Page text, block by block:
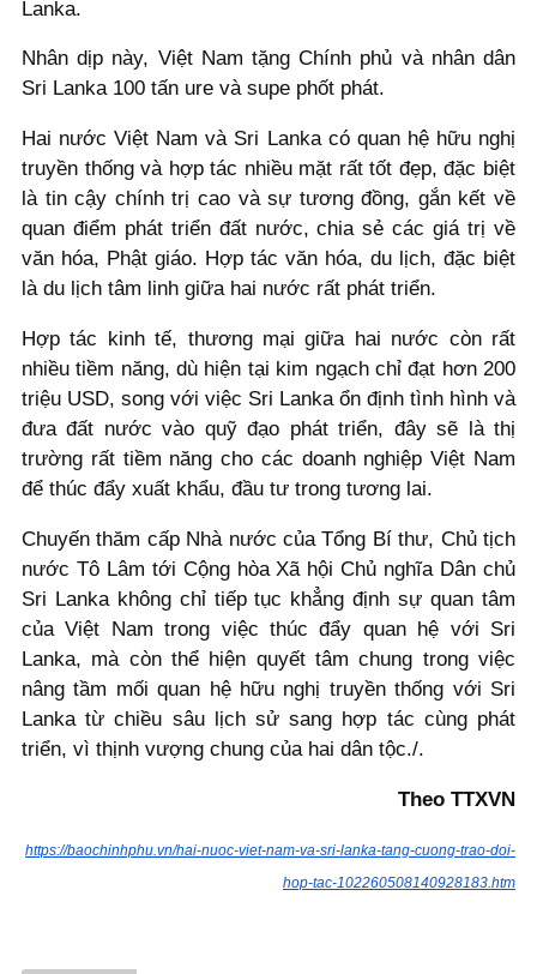
Lanka.
Nhân dịp này, Việt Nam tặng Chính phủ và nhân dân
Sri Lanka 100 tấn ure và supe phốt phát.
Hai nước Việt Nam và Sri Lanka có quan hệ hữu nghị
truyền thống và hợp tác nhiều mặt rất tốt đẹp, đặc biệt
là tin cậy chính trị cao và sự tương đồng, gắn kết về
quan điểm phát triển đất nước, chia sẻ các giá trị về
văn hóa, Phật giáo. Hợp tác văn hóa, du lịch, đặc biệt
là du lịch tâm linh giữa hai nước rất phát triển.
Hợp tác kinh tế, thương mại giữa hai nước còn rất
nhiều tiềm năng, dù hiện tại kim ngạch chỉ đạt hơn 200
triệu USD, song với việc Sri Lanka ổn định tình hình và
đưa đất nước vào quỹ đạo phát triển, đây sẽ là thị
trường rất tiềm năng cho các doanh nghiệp Việt Nam
để thúc đẩy xuất khẩu, đầu tư trong tương lai.
Chuyến thăm cấp Nhà nước của Tổng Bí thư, Chủ tịch
nước Tô Lâm tới Cộng hòa Xã hội Chủ nghĩa Dân chủ
Sri Lanka không chỉ tiếp tục khẳng định sự quan tâm
của Việt Nam trong việc thúc đẩy quan hệ với Sri
Lanka, mà còn thể hiện quyết tâm chung trong việc
nâng tầm mối quan hệ hữu nghị truyền thống với Sri
Lanka từ chiều sâu lịch sử sang hợp tác cùng phát
triển, vì thịnh vượng chung của hai dân tộc./.
Theo TTXVN
https://baochinhphu.vn/hai-nuoc-viet-nam-va-sri-lanka-tang-cuong-trao-doi-
hop-tac-102260508140928183.htm